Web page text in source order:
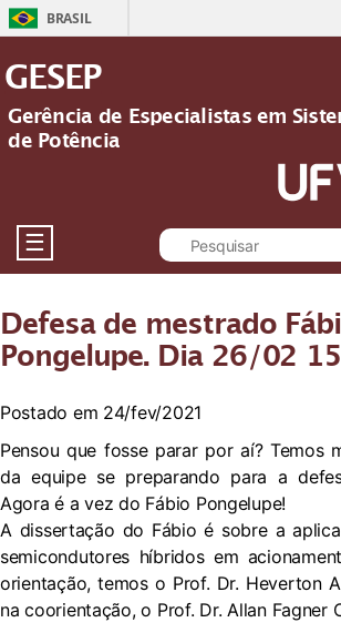
BRASIL
Acesso
GESEP
Gerência de Especialistas em
de Potência
☰
Defesa de mestrado
Pongelupe. Dia 26/02
Postado em 24/fev/2021
Pensou que fosse parar por aí? Temos
da equipe se preparando para a
Agora é a vez do Fábio Pongelupe!
A dissertação do Fábio é sobre a
semicondutores híbridos em
orientação, temos o Prof. Dr. Heverton
na coorientação, o Prof. Dr. Allan Fagner